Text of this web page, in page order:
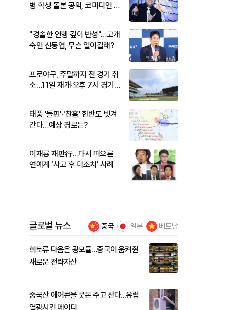
병 학생 돌본 공익, 코미디언 김
"경솔한 언행 깊이 반성"…고개
숙인 신동엽, 무슨 일이길래?
프로야구, 주말까지 전 경기 취
소…11일 재개·오후 7시 경기
태풍 '돌핀'·'찬홈' 한반도 빗겨
간다…예상 경로는?
이재룡 재판行…다시 떠오른
연예계 '사고 후 미조치' 사례
글로벌 뉴스 중국 일본 베트남
희토류 다음은 광모듈…중국이 움켜쥔
새로운 전략자산
중국산 에어콘을 웃돈 주고 산다...유럽
열광시킨 메이디